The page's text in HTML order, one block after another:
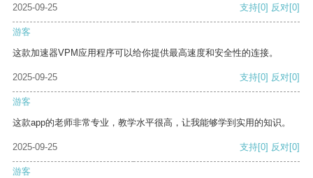
2025-09-25 支持[0] 反对[0]
游客
这款加速器VPM应用程序可以给你提供最高速度和安全性的连接。
2025-09-25 支持[0] 反对[0]
游客
这款app的老师非常专业，教学水平很高，让我能够学到实用的知识。
2025-09-25 支持[0] 反对[0]
游客